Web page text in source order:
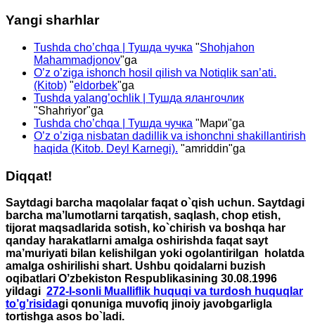
Yangi sharhlar
Tushda cho’chqa | Тушда чучка "Shohjahon
Mahammadjonov"ga
O’z o’ziga ishonch hosil qilish va Notiqlik san’ati.
(Kitob) "eldorbek"ga
Tushda yalang’ochlik | Тушда ялангочлик
"Shahriyor"ga
Tushda cho’chqa | Тушда чучка "Мари"ga
O’z o’ziga nisbatan dadillik va ishonchni shakillantirish
haqida (Kitob. Deyl Karnegi). "amriddin"ga
Diqqat!
Saytdagi barcha maqolalar faqat o`qish uchun. Saytdagi
barcha ma’lumotlarni tarqatish, saqlash, chop etish,
tijorat maqsadlarida sotish, ko`chirish va boshqa har
qanday harakatlarni amalga oshirishda faqat sayt
ma’muriyati bilan kelishilgan yoki ogolantirilgan holatda
amalga oshirilishi shart. Ushbu qoidalarni buzish
oqibatlari O’zbekiston Respublikasining 30.08.1996
yildagi 272-I-sonli Mualliflik huquqi va turdosh huquqlar
to’g’risidagi qonuniga muvofiq jinoiy javobgarligla
tortishga asos bo`ladi.